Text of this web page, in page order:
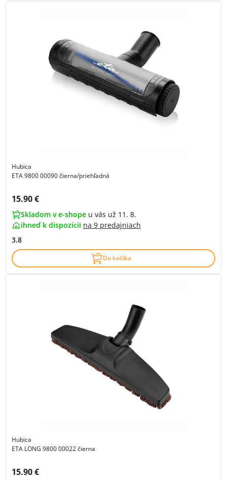
Hubica
ETA 9800 00090 čierna/priehľadná
Cena s DPH:
15.90 €
Skladom v e-shope u vás už 11. 8.
ihneď k dispozícii na 9 predajniach
3.8
Do košíka
Hubica
ETA LONG 9800 00022 čierna
Cena s DPH:
15.90 €